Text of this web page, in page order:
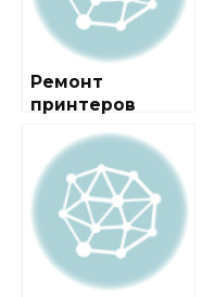
Ремонт
принтеров